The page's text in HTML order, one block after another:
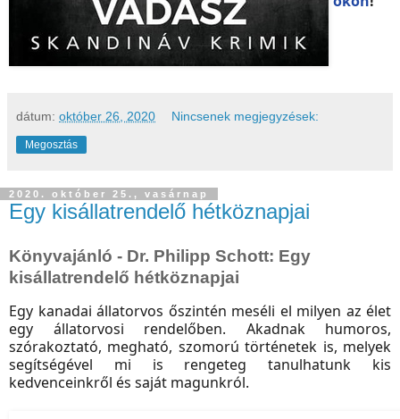
dátum: október 26, 2020 Nincsenek megjegyzések:
Megosztás
2020. október 25., vasárnap
Egy kisállatrendelő hétköznapjai
Könyvajánló - Dr. Philipp Schott: Egy
kisállatrendelő hétköznapjai
Egy kanadai állatorvos őszintén meséli el milyen az élet
egy állatorvosi rendelőben. Akadnak humoros,
szórakoztató, megható, szomorú történetek is, melyek
segítségével mi is rengeteg tanulhatunk kis
kedvenceinkről és saját magunkról.